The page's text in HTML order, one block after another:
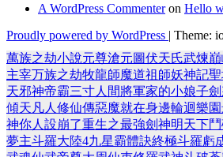
A WordPress Commenteron Hello
Proudly powered by WordPress | Theme:
萬族之劫小說元尊滄元圖伏天氏武煉
主宰万族之劫牧龍師魔道祖師妖神記
天邪神帝霸三寸人間將軍家的小娘子
傾天 凡人修仙傳惡魔就在身邊輪迴樂園
神你人設崩了重生之最強劍神明天下
夢主斗羅大陸4九星霸體訣終極斗羅虧